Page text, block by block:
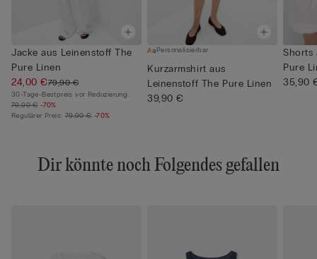
Jacke aus Leinenstoff The
Pure Linen
24,00 €79,90 €
30-Tage-Bestpreis vor Reduzierung:
79,90 € -70%
Regulärer Preis: 79,90 € -70%
Personalisierbar
Kurzarmshirt aus
Leinenstoff The Pure Linen
39,90 €
Shorts
Pure
35,90
Dir könnte noch Folgendes gefallen